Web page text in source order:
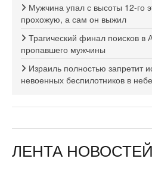
Мужчина упал с высоты 12-го
прохожую, а сам он выжил
Трагический финал поисков в
пропавшего мужчины
Израиль полностью запретит
невоенных беспилотников в
ЛЕНТА НОВОСТЕЙ